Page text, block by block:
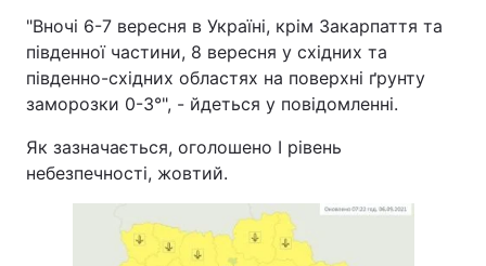
"Вночі 6-7 вересня в Україні, крім Закарпаття та
південної частини, 8 вересня у східних та
південно-східних областях на поверхні ґрунту
заморозки 0-3°", - йдеться у повідомленні.
Як зазначається, оголошено І рівень
небезпечності, жовтий.